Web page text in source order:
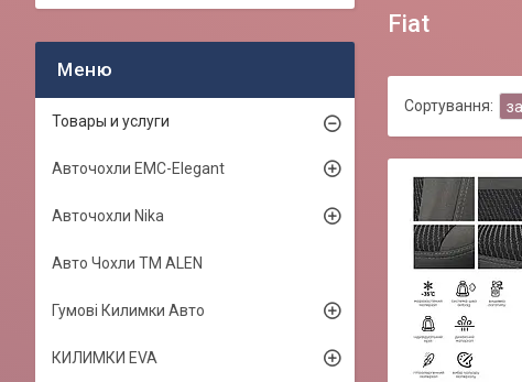
Fiat
Товары и услуги
Авточохли EMC-Elegant
Авточохли Nika
Авто Чохли TM ALEN
Гумові Килимки Авто
КИЛИМКИ EVA